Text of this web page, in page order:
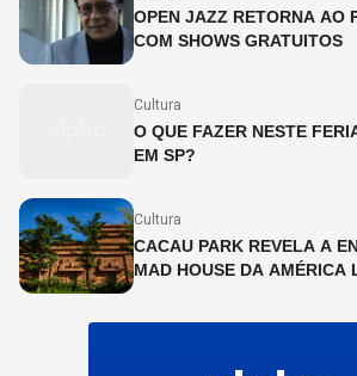
OPEN JAZZ RETORNA AO
COM SHOWS GRATUITOS
Cultura
O QUE FAZER NESTE
EM SP?
Cultura
CACAU PARK REVELA A
MAD HOUSE DA AMÉRICA